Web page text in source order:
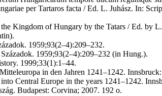
per Tartaros facta / Ed. L. Juhász. In:
Kingdom of Hungary by the Tatars / Ed. by
1959;93(2–4):209–232.
1959;93(2–4):209–232 (in Hung.).
1999;33(1):1–44.
in den Jahren 1241–1242.
Central Europe in the years 1241–1242.
Budapest: Corvina; 2007. 192 o.